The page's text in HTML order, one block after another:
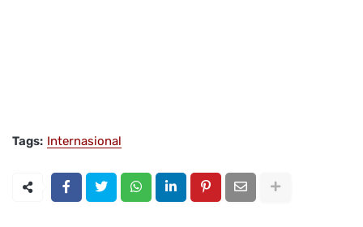
Tags: Internasional